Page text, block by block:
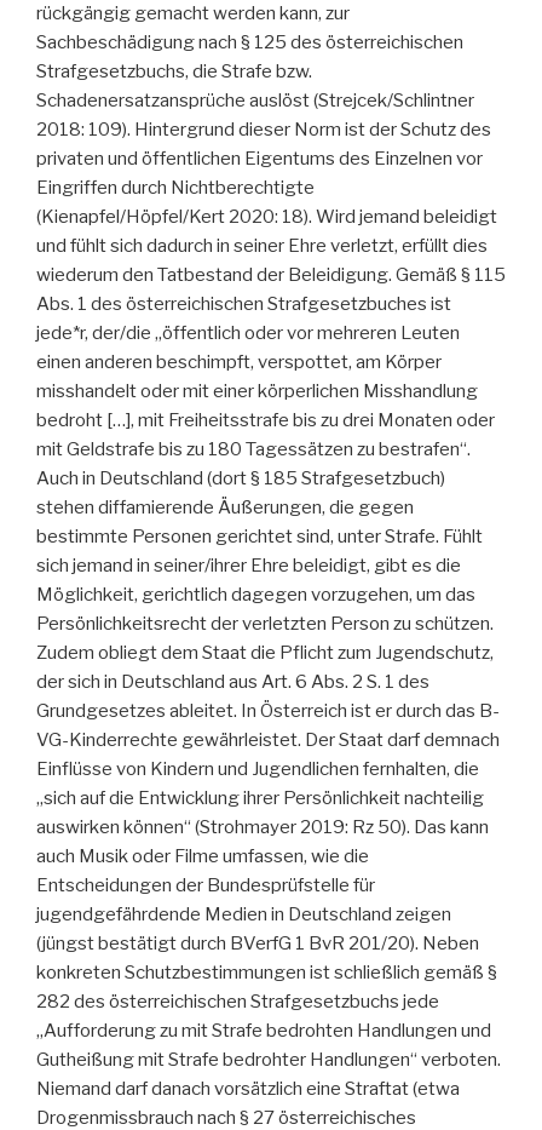
rückgängig gemacht werden kann, zur
Sachbeschädigung nach § 125 des österreichischen
Strafgesetzbuchs, die Strafe bzw.
Schadenersatzansprüche auslöst (Strejcek/Schlintner
2018: 109). Hintergrund dieser Norm ist der Schutz des
privaten und öffentlichen Eigentums des Einzelnen vor
Eingriffen durch Nichtberechtigte
(Kienapfel/Höpfel/Kert 2020: 18). Wird jemand beleidigt
und fühlt sich dadurch in seiner Ehre verletzt, erfüllt dies
wiederum den Tatbestand der Beleidigung. Gemäß § 115
Abs. 1 des österreichischen Strafgesetzbuches ist
jede*r, der/die „öffentlich oder vor mehreren Leuten
einen anderen beschimpft, verspottet, am Körper
misshandelt oder mit einer körperlichen Misshandlung
bedroht […], mit Freiheitsstrafe bis zu drei Monaten oder
mit Geldstrafe bis zu 180 Tagessätzen zu bestrafen“.
Auch in Deutschland (dort § 185 Strafgesetzbuch)
stehen diffamierende Äußerungen, die gegen
bestimmte Personen gerichtet sind, unter Strafe. Fühlt
sich jemand in seiner/ihrer Ehre beleidigt, gibt es die
Möglichkeit, gerichtlich dagegen vorzugehen, um das
Persönlichkeitsrecht der verletzten Person zu schützen.
Zudem obliegt dem Staat die Pflicht zum Jugendschutz,
der sich in Deutschland aus Art. 6 Abs. 2 S. 1 des
Grundgesetzes ableitet. In Österreich ist er durch das B-
VG-Kinderrechte gewährleistet. Der Staat darf demnach
Einflüsse von Kindern und Jugendlichen fernhalten, die
„sich auf die Entwicklung ihrer Persönlichkeit nachteilig
auswirken können“ (Strohmayer 2019: Rz 50). Das kann
auch Musik oder Filme umfassen, wie die
Entscheidungen der Bundesprüfstelle für
jugendgefährdende Medien in Deutschland zeigen
(jüngst bestätigt durch BVerfG 1 BvR 201/20). Neben
konkreten Schutzbestimmungen ist schließlich gemäß §
282 des österreichischen Strafgesetzbuchs jede
„Aufforderung zu mit Strafe bedrohten Handlungen und
Gutheißung mit Strafe bedrohter Handlungen“ verboten.
Niemand darf danach vorsätzlich eine Straftat (etwa
Drogenmissbrauch nach § 27 österreichisches